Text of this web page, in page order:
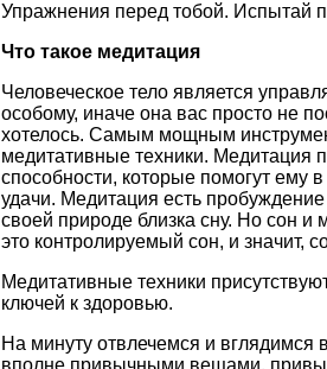
Упражнения перед тобой. Испытай
Что такое медитация
Человеческое тело является
особому, иначе она вас просто не
хотелось. Самым мощным
медитативные техники. Медитация
способности, которые помогут ему
удачи. Медитация есть
своей природе близка сну. Но сон и
это контролируемый сон, и значит,
Медитативные техники
ключей к здоровью.
На минуту отвлечемся и вглядимся
вполне привычными вещами,